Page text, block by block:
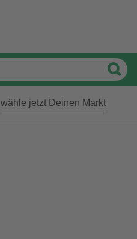
wähle jetzt Deinen Markt